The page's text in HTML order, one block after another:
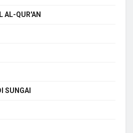
AL-QUR'AN
SUNGAI